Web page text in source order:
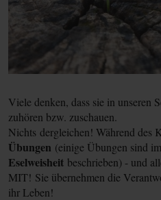
Viele denken, dass sie in unseren
zuhören bzw. zuschauen.
Nichts dergleichen! Während des
Übungen (einige Übungen sind
Eselweisheit beschrieben) - und
MIT! Sie übernehmen die
ihr Leben!